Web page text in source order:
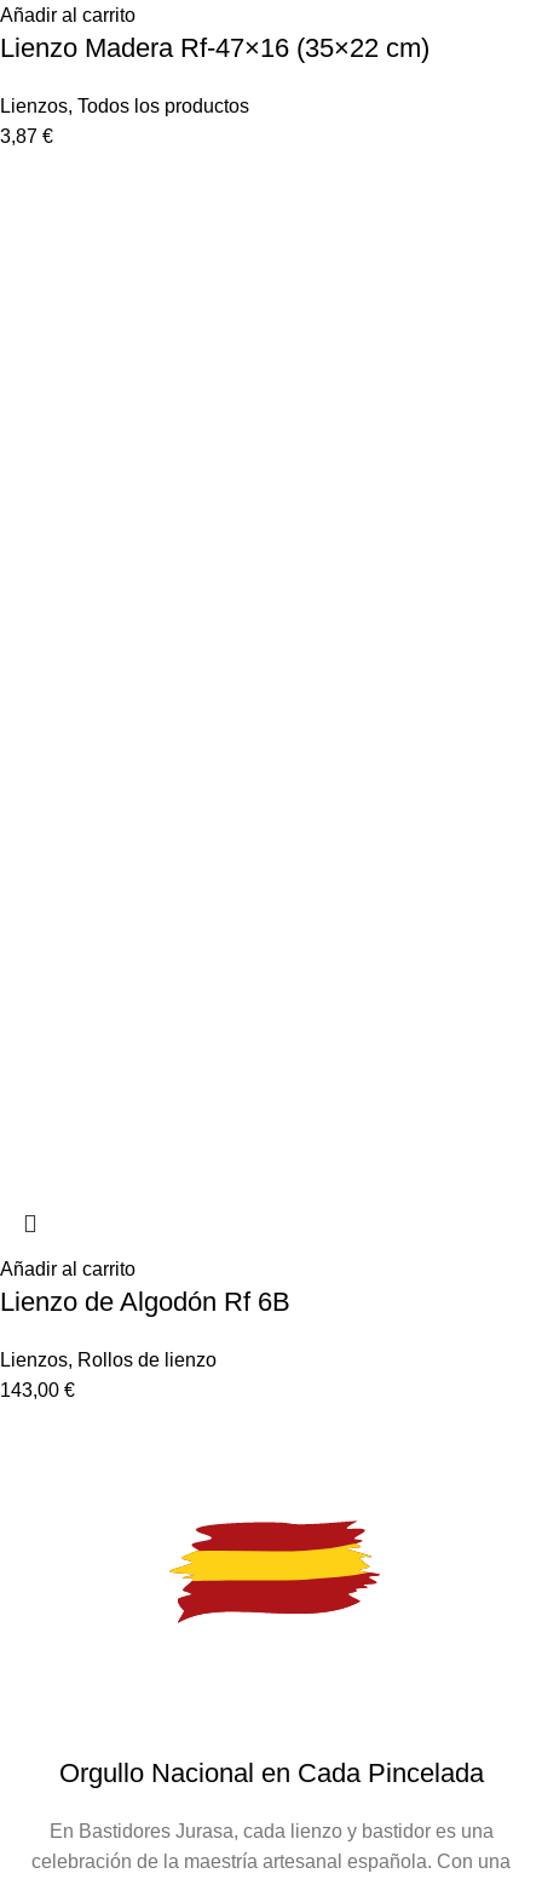
Añadir al carrito
Lienzo Madera Rf-47×16 (35×22 cm)
Lienzos, Todos los productos
3,87 €
Añadir al carrito
Lienzo de Algodón Rf 6B
Lienzos, Rollos de lienzo
143,00 €
Orgullo Nacional en Cada Pincelada
En Bastidores Jurasa, cada lienzo y bastidor es una
celebración de la maestría artesanal española. Con una